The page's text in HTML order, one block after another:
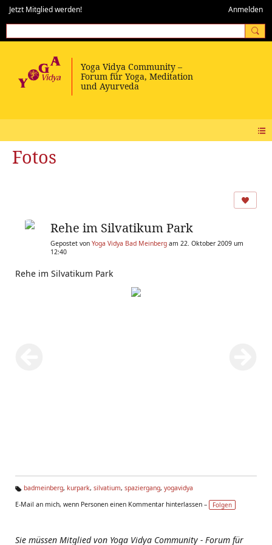
Jetzt Mitglied werden! Anmelden
Fotos
Rehe im Silvatikum Park
Gepostet von Yoga Vidya Bad Meinberg am 22. Oktober 2009 um
12:40
Rehe im Silvatikum Park
g
badmeinberg, kurpark, silvatium, spaziergang, yogavidya
E-Mail an mich, wenn Personen einen Kommentar hinterlassen –
Folgen
Sie müssen Mitglied von Yoga Vidya Community - Forum für